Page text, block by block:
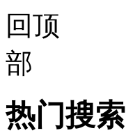
热门搜索